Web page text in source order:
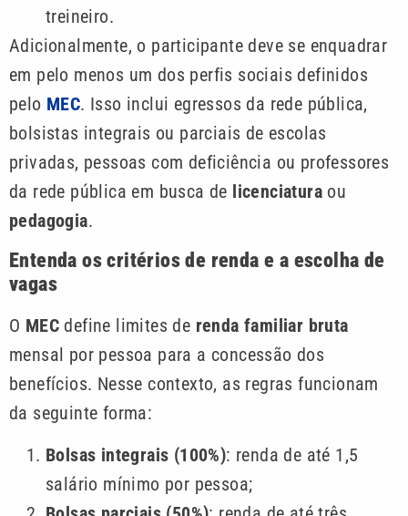
treineiro.
Adicionalmente, o participante deve se enquadrar
em pelo menos um dos perfis sociais definidos
pelo MEC. Isso inclui egressos da rede pública,
bolsistas integrais ou parciais de escolas
privadas, pessoas com deficiência ou professores
da rede pública em busca de licenciatura ou
pedagogia.
Entenda os critérios de renda e a escolha de
vagas
O MEC define limites de renda familiar bruta
mensal por pessoa para a concessão dos
benefícios. Nesse contexto, as regras funcionam
da seguinte forma:
Bolsas integrais (100%): renda de até 1,5
salário mínimo por pessoa;